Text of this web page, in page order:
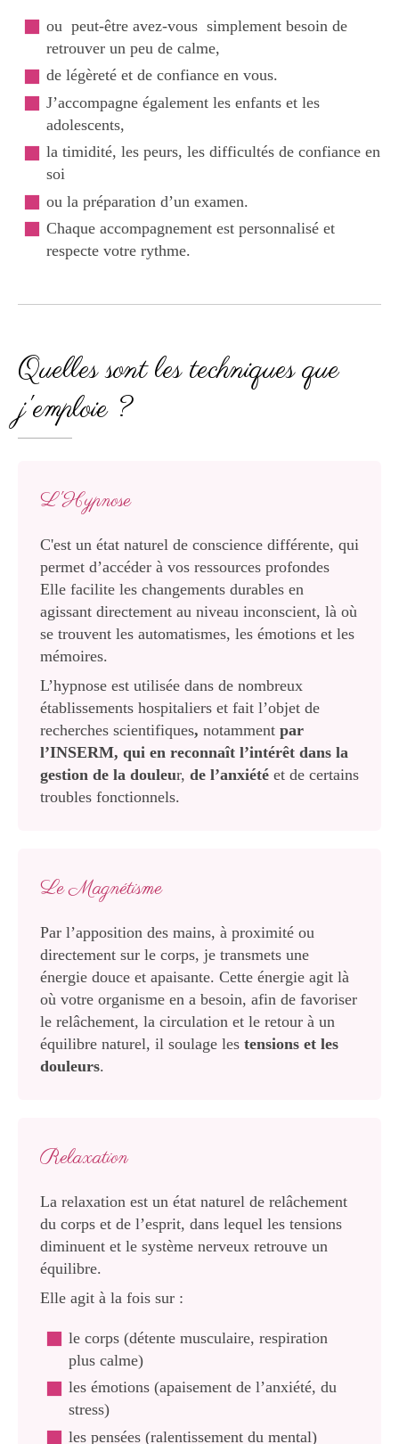
ou peut-être avez-vous simplement besoin de
retrouver un peu de calme,
de légèreté et de confiance en vous.
J’accompagne également les enfants et les
adolescents,
la timidité, les peurs, les difficultés de confiance en
soi
ou la préparation d’un examen.
Chaque accompagnement est personnalisé et
respecte votre rythme.
Quelles sont les techniques que
j'emploie ?
L'Hypnose
C'est un état naturel de conscience différente, qui
permet d’accéder à vos ressources profondes
Elle facilite les changements durables en
agissant directement au niveau inconscient, là où
se trouvent les automatismes, les émotions et les
mémoires.
L’hypnose est utilisée dans de nombreux
établissements hospitaliers et fait l’objet de
recherches scientifiques, notamment par
l’INSERM, qui en reconnaît l’intérêt dans la
gestion de la douleur, de l’anxiété et de certains
troubles fonctionnels.
Le Magnétisme
Par l’apposition des mains, à proximité ou
directement sur le corps, je transmets une
énergie douce et apaisante. Cette énergie agit là
où votre organisme en a besoin, afin de favoriser
le relâchement, la circulation et le retour à un
équilibre naturel, il soulage les tensions et les
douleurs.
Relaxation
La relaxation est un état naturel de relâchement
du corps et de l’esprit, dans lequel les tensions
diminuent et le système nerveux retrouve un
équilibre.
Elle agit à la fois sur :
le corps (détente musculaire, respiration
plus calme)
les émotions (apaisement de l’anxiété, du
stress)
les pensées (ralentissement du mental)